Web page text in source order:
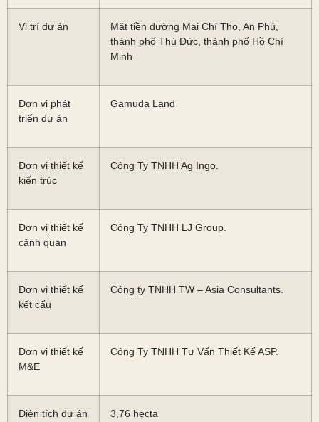
Vị trí dự án
Mặt tiền đường Mai Chí Thọ, An Phú,
thành phố Thủ Đức, thành phố Hồ Chí
Minh
Đơn vị phát
triển dự án
Gamuda Land
Đơn vị thiết kế
kiến trúc
Công Ty TNHH Ag Ingo.
Đơn vị thiết kế
cảnh quan
Công Ty TNHH LJ Group.
Đơn vị thiết kế
kết cấu
Công ty TNHH TW – Asia Consultants.
Đơn vị thiết kế
M&E
Công Ty TNHH Tư Vấn Thiết Kế ASP.
Diện tích dự án 3,76 hecta